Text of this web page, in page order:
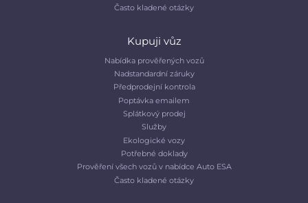
Často kladené otázky
Kupuji vůz
Nabídka prověřených vozů
Nadstandardní záruky
Předprodejní kontrola
Poptávka emailem
Splátkový prodej
Služby
Ekologické vozy
Potřebné doklady
Prověření všech vozů v nabídce Auto ESA
Často kladené otázky